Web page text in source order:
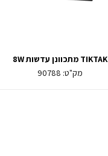
TIKTAK מתכוונן עדשות 8W
מק"ט: 90788